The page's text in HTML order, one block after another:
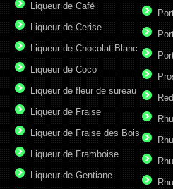
Liqueur de Café
Liqueur de Cerise
Liqueur de Chocolat Blanc
Liqueur de Coco
Liqueur de fleur de sureau
Liqueur de Fraise
Liqueur de Fraise des Bois
Liqueur de Framboise
Liqueur de Gentiane